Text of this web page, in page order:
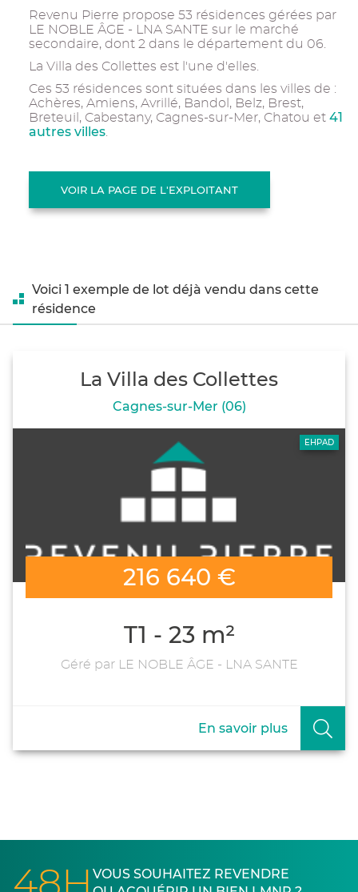
Revenu Pierre propose 53 résidences gérées par
LE NOBLE ÂGE - LNA SANTE sur le marché
secondaire, dont 2 dans le département du 06.
La Villa des Collettes est l'une d'elles.
Ces 53 résidences sont situées dans les villes de :
Achères, Amiens, Avrillé, Bandol, Belz, Brest,
Breteuil, Cabestany, Cagnes-sur-Mer, Chatou et 41
autres villes
VOIR LA PAGE DE L'EXPLOITANT
Voici 1 exemple de lot déjà vendu dans cette
résidence
La Villa des Collettes
Cagnes-sur-Mer (06)
EHPAD
216 640 €
T1 - 23 m²
Géré par LE NOBLE ÂGE - LNA SANTE
En savoir plus
VOUS SOUHAITEZ REVENDRE